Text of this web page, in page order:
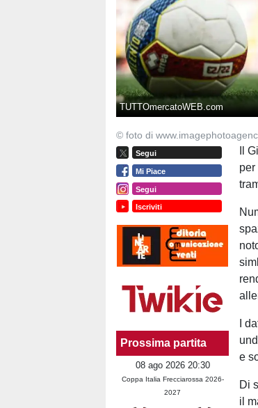
TUTTOmercatoWEB.com
© foto di
Segui
Mi Piace
Segui
Iscriviti
Prossima partita
08 ago 2026 20:30
Coppa Italia Frecciarossa 2026-
2027
Il
I
e
Di
il